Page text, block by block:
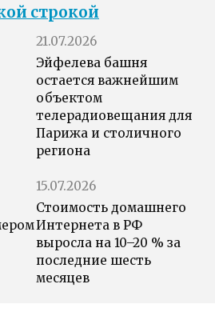
строкой
21.07.2026
Эйфелева башня
остается важнейшим
объектом
телерадиовещания для
Парижа и столичного
региона
15.07.2026
Стоимость домашнего
Интернета в РФ
выросла на 10–20 % за
последние шесть
месяцев